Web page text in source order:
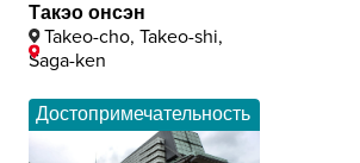
Такэо онсэн
Takeo-cho, Takeo-shi,
Saga-ken
Достопримечательность